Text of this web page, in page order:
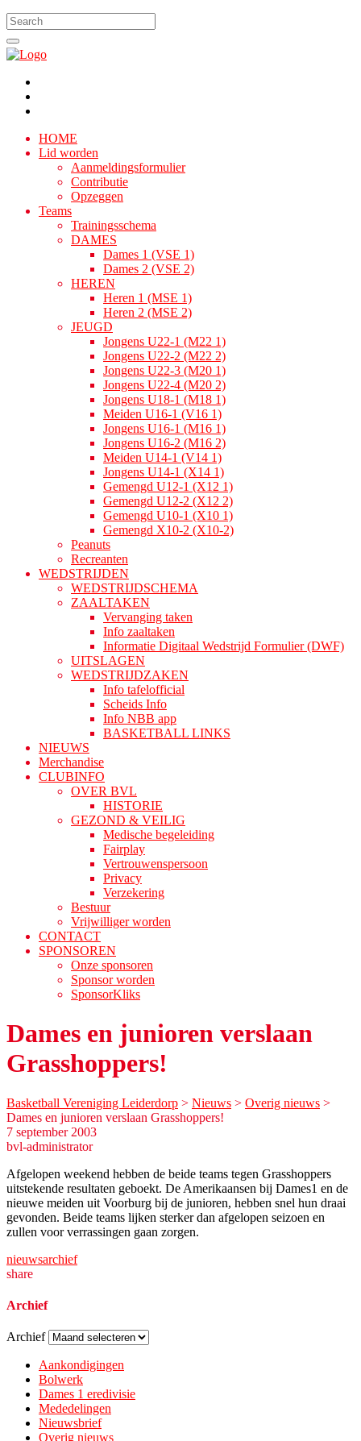
HOME
Lid worden
Aanmeldingsformulier
Contributie
Opzeggen
Teams
Trainingsschema
DAMES
Dames 1 (VSE 1)
Dames 2 (VSE 2)
HEREN
Heren 1 (MSE 1)
Heren 2 (MSE 2)
JEUGD
Jongens U22-1 (M22 1)
Jongens U22-2 (M22 2)
Jongens U22-3 (M20 1)
Jongens U22-4 (M20 2)
Jongens U18-1 (M18 1)
Meiden U16-1 (V16 1)
Jongens U16-1 (M16 1)
Jongens U16-2 (M16 2)
Meiden U14-1 (V14 1)
Jongens U14-1 (X14 1)
Gemengd U12-1 (X12 1)
Gemengd U12-2 (X12 2)
Gemengd U10-1 (X10 1)
Gemengd X10-2 (X10-2)
Peanuts
Recreanten
WEDSTRIJDEN
WEDSTRIJDSCHEMA
ZAALTAKEN
Vervanging taken
Info zaaltaken
Informatie Digitaal Wedstrijd Formulier (DWF)
UITSLAGEN
WEDSTRIJDZAKEN
Info tafelofficial
Scheids Info
Info NBB app
BASKETBALL LINKS
NIEUWS
Merchandise
CLUBINFO
OVER BVL
HISTORIE
GEZOND & VEILIG
Medische begeleiding
Fairplay
Vertrouwenspersoon
Privacy
Verzekering
Bestuur
Vrijwilliger worden
CONTACT
SPONSOREN
Onze sponsoren
Sponsor worden
SponsorKliks
Dames en junioren verslaan
Grasshoppers!
Basketball Vereniging Leiderdorp > Nieuws > Overig nieuws >
Dames en junioren verslaan Grasshoppers!
7 september 2003
bvl-administrator
Afgelopen weekend hebben de beide teams tegen Grasshoppers
uitstekende resultaten geboekt. De Amerikaansen bij Dames1 en de
nieuwe meiden uit Voorburg bij de junioren, hebben snel hun draai
gevonden. Beide teams lijken sterker dan afgelopen seizoen en
zullen voor verrassingen gaan zorgen.
nieuwsarchief
share
Archief
Archief
Aankondigingen
Bolwerk
Dames 1 eredivisie
Mededelingen
Nieuwsbrief
Overig nieuws